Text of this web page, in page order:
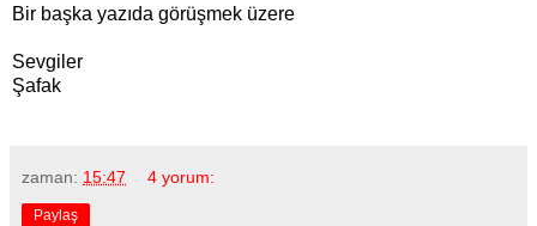
Bir başka yazıda görüşmek üzere
Sevgiler
Şafak
zaman: 15:47 4 yorum:
Paylaş